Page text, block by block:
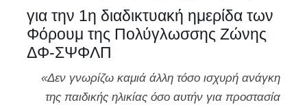
για την 1η διαδικτυακή ημερίδα των
Φόρουμ της Πολύγλωσσης Ζώνης
ΔΦ-ΣΨΦΛΠ
«Δεν γνωρίζω καμιά άλλη τόσο ισχυρή ανάγκη
της παιδικής ηλικίας όσο αυτήν για προστασία